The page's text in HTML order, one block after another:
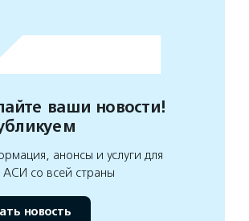
ваши новости!
анонсы и услуги для
АСИ со всей страны
новость